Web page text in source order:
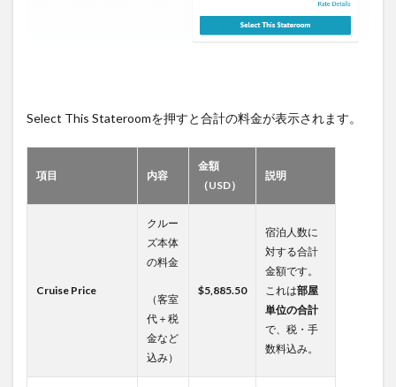
Select This Stateroomを押すと合計の料金が表示されます。
項目 内容
金額
（USD）
説明
Cruise Price
クルー
ズ本体
の料金
（客室
代＋税
金など
込み）
$5,885.50
宿泊人数に
対する合計
金額です。
これは部屋
単位の合計
で、税・手
数料込み。